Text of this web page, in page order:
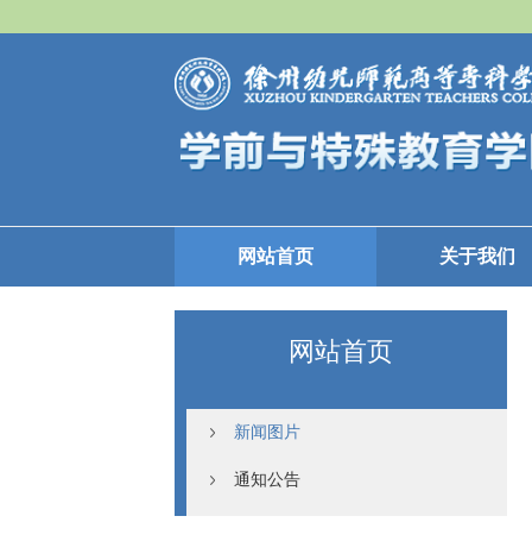
网站首页 关于我们
网站首页
新闻图片
通知公告